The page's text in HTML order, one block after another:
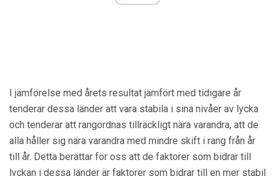
I jämförelse med årets resultat jämfört med tidigare år
tenderar dessa länder att vara stabila i sina nivåer av lycka
och tenderar att rangordnas tillräckligt nära varandra, att de
alla håller sig nära varandra med mindre skift i rang från år
till år. Detta berättar för oss att de faktorer som bidrar till
lyckan i dessa länder är faktorer som bidrar till en mer stabil